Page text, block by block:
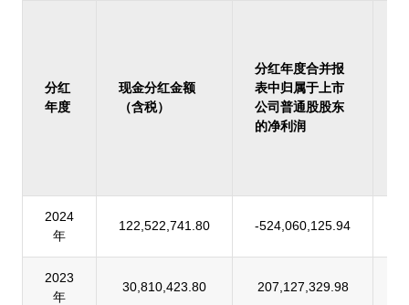
分红
年度
现金分红金额
（含税）
分红年度合并报
表中归属于上市
公司普通股股东
的净利润
2024
年
122,522,741.80 -524,060,125.94
2023
年
30,810,423.80 207,127,329.98